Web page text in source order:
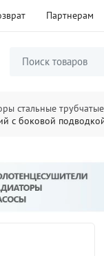
Партнерам
стальные трубчатые
с боковой